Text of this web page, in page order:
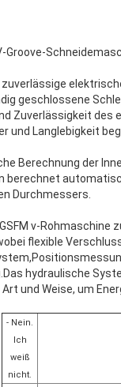
Groove-
geschlossene
Zuverlässigkeit des
und Langlebigkeit
Berechnung der
berechnet
Durchmessers.
v-
flexible
hydraulische
und Weise, um
- Nein.
Ich
weiß
nicht.